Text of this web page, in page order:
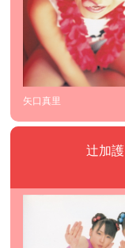
矢口真里
辻加護